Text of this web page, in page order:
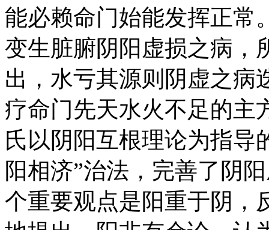
能必赖命门始能发挥正常
变生脏腑阴阳虚损之病，
出，水亏其源则阴虚之病
疗命门先天水火不足的主
氏以阴阳互根理论为指导
阳相济”治法，完善了阴
个重要观点是阳重于阴，